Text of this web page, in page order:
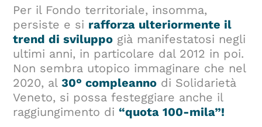
Per il Fondo territoriale, insomma,
persiste e si rafforza ulteriormente il
trend di sviluppo già manifestatosi negli
ultimi anni, in particolare dal 2012 in poi.
Non sembra utopico immaginare che nel
2020, al30° compleanno di Solidarietà
Veneto, si possa festeggiare anche il
raggiungimento di“quota 100-mila”!